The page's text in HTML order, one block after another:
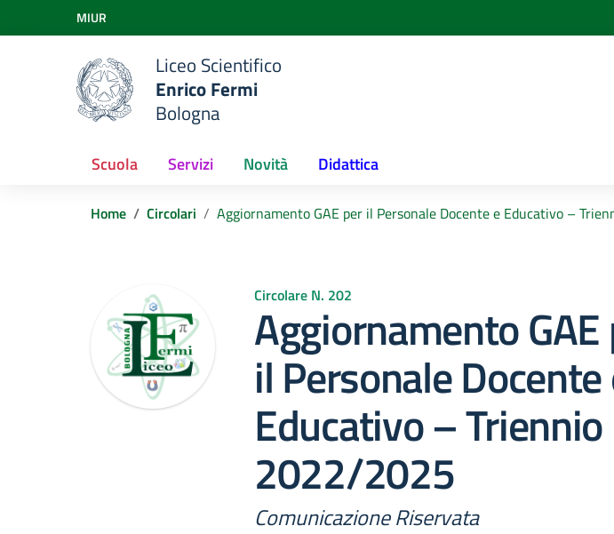
Vai ai contenuti
Vai al menu di navigazione
Vai al footer
MIUR
Liceo Scientifico
Enrico Fermi
Bologna
Scuola Servizi Novità Didattica
Home Circolari Aggiornamento GAE per il Personale Docente e Educativo –
Circolare N. 202
Aggiornamento GAE
il Personale Docente
Educativo – Triennio
2022/2025
Comunicazione Riservata